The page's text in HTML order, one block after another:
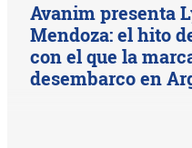
Avanim presenta
Mendoza: el hito
con el que la
desembarco en